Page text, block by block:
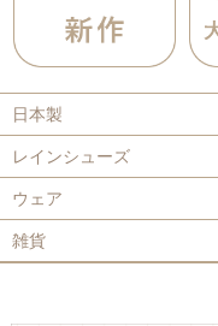
日本製
レインシューズ
ウェア
雑貨